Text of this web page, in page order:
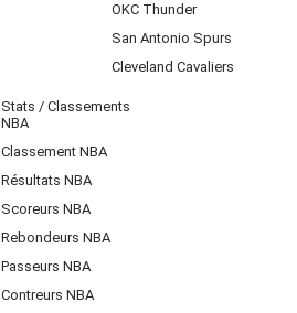
OKC Thunder
San Antonio Spurs
Cleveland Cavaliers
Stats / Classements
NBA
Classement NBA
Résultats NBA
Scoreurs NBA
Rebondeurs NBA
Passeurs NBA
Contreurs NBA